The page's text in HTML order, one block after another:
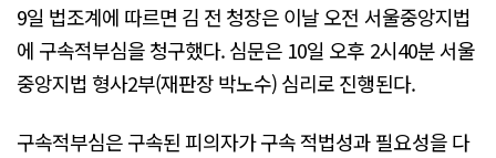
9일 법조계에 따르면 김 전 청장은 이날 오전 서울중앙지법
에 구속적부심을 청구했다. 심문은 10일 오후 2시40분 서울
중앙지법 형사2부(재판장 박노수) 심리로 진행된다.
구속적부심은 구속된 피의자가 구속 적법성과 필요성을 다